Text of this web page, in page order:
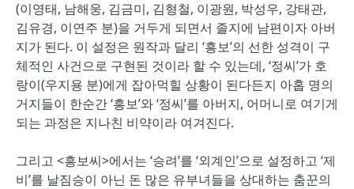
(이영태, 남해웅, 김금미, 김형철, 이광원, 박성우, 강태관,
김유경, 이연주 분)을 거두게 되면서 졸지에 남편이자 아버
지가 된다. 이 설정은 원작과 달리 ‘흥보’의 선한 성격이 구
체적인 사건으로 구현된 것이라 할 수 있는데, ‘정씨’가 호
랑이(우지용 분)에게 잡아먹힐 상황이 된다든지 아홉 명의
거지들이 한순간 ‘흥보’와 ‘정씨’를 아버지, 어머니로 여기게
되는 과정은 지나친 비약이라 여겨진다.
그리고 <흥보씨>에서는 ‘승려’를 ‘외계인’으로 설정하고 ‘제
비’를 날짐승이 아닌 돈 많은 유부녀들을 상대하는 춤꾼의